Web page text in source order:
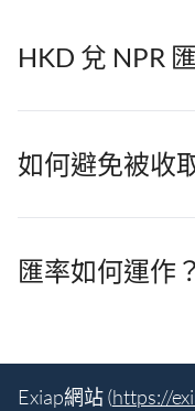
HKD 兌 NPR
如何避免被收
匯率如何運作？
Exiap網站 (https://